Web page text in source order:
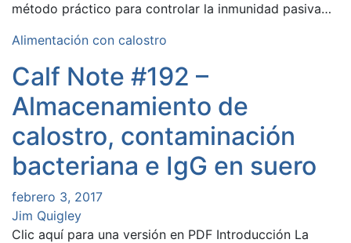
método práctico para controlar la inmunidad pasiva…
Alimentación con calostro
Calf Note #192 –
Almacenamiento de
calostro, contaminación
bacteriana e IgG en suero
febrero 3, 2017
Jim Quigley
Clic aquí para una versión en PDF Introducción La